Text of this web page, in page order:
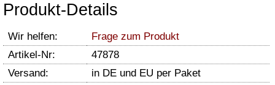
Produkt-Details
Wir helfen:
Frage zum Produkt
Artikel-Nr:
47878
Versand:
in DE und EU per Paket